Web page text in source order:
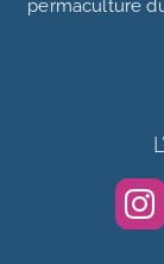
permaculture